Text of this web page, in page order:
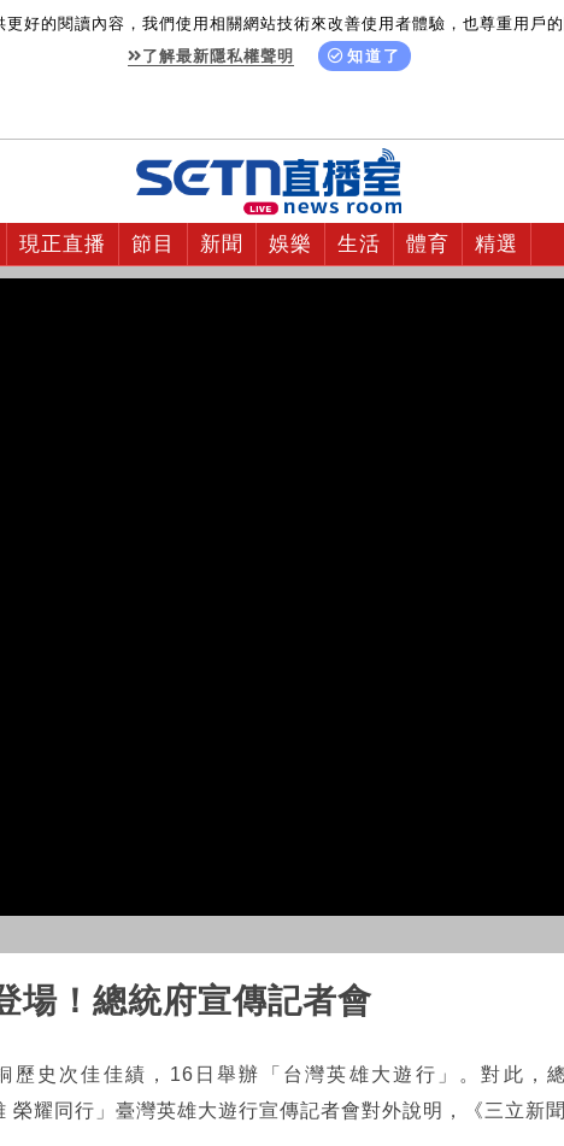
更好的閱讀內容，我們使用相關網站技術來改善使用者體驗，也尊重用戶
了解最新隱私權聲明
知道了
現正直播 節目 新聞 娛樂 生活 體育 精選
場！總統府宣傳記者會
歷史次佳佳績，16日舉辦「台灣英雄大遊行」。對此，
耀同行」臺灣英雄大遊行宣傳記者會對外說明，《三立新聞